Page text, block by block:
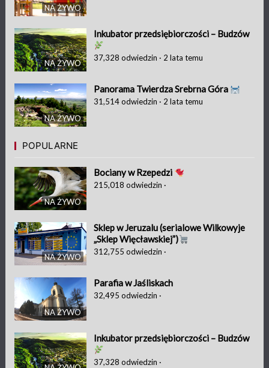
NA ŻYWO
NA ŻYWO
Inkubator przedsiębiorczości – Budzów
37,328 odwiedzin · 2 lata temu
NA ŻYWO
Panorama Twierdza Srebrna Góra
31,514odwiedzin · 2 lata temu
POPULARNE
NA ŻYWO
Bociany w Rzepedzi
215,018 odwiedzin ·
NA ŻYWO
Sklep w Jeruzalu (serialowe Wilkowyje
„Sklep Więcławskiej”)
312,755 odwiedzin ·
NA ŻYWO
Parafia w Jaśliskach
32,495 odwiedzin ·
Inkubator przedsiębiorczości – Budzów
37,328 odwiedzin ·